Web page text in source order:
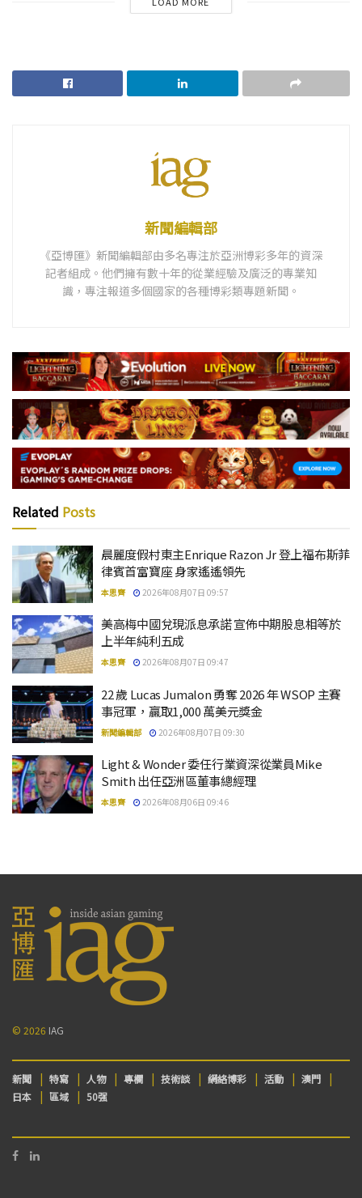
新聞編輯部
《亞博匯》新聞編輯部由多名專注於亞洲博彩多年的資深
記者組成。他們擁有數十年的從業經驗及廣泛的專業知
識，專注報道多個國家的各種博彩類專題新聞。
Related Posts
晨麗度假村東主Enrique Razon Jr 登上福布斯菲
律賓首富寶座 身家遙遙領先
本思齊 2026年08月07日 09:57
美高梅中國兌現派息承諾 宣佈中期股息相等於
上半年純利五成
本思齊 2026年08月07日 09:47
22 歲 Lucas Jumalon 勇奪 2026 年 WSOP 主賽
事冠軍，贏取1,000 萬美元獎金
新聞編輯部 2026年08月07日 09:30
Light & Wonder 委任行業資深從業員Mike
Smith 出任亞洲區董事總經理
本思齊 2026年08月06日 09:46
© 2026 IAG
新聞 特寫 人物 專欄 技術談 網絡博彩 活動
澳門
日本
區域 50强